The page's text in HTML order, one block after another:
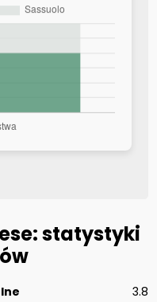
statystyki
3.8